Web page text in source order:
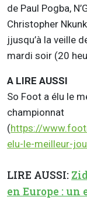
de Paul Pogba,
Christopher
jjusqu’à la veille
mardi soir (20
A LIRE AUSSI
So Foot a élu le
championnat
(https://
elu-le-meilleur-
LIRE AUSSI:
en Europe : un